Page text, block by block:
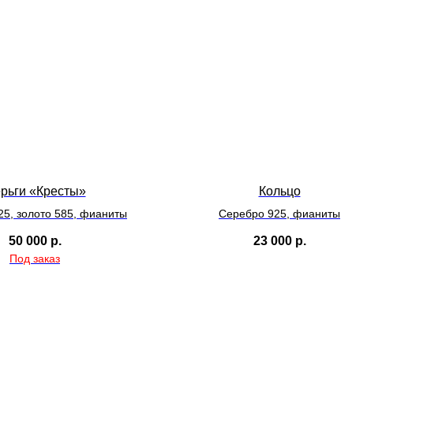
«Кресты»
золото 585, фианиты
50 000 р.
Кольцо
Серебро 925, фианиты
23 000 р.